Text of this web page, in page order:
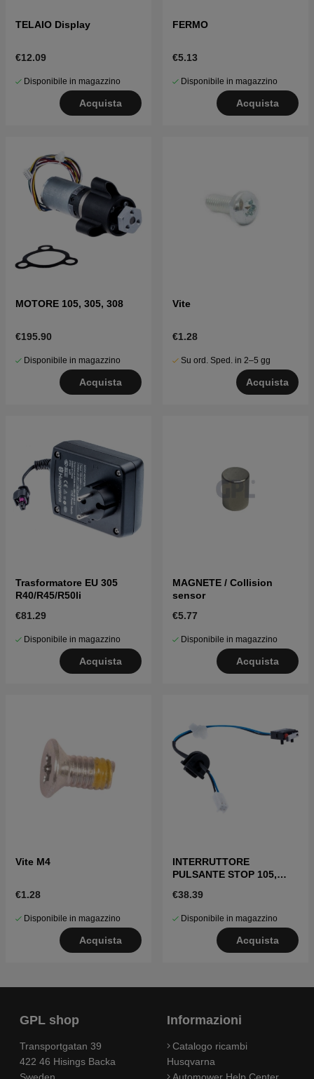
TELAIO Display
€12.09
Disponibile in magazzino
Acquista
FERMO
€5.13
Disponibile in magazzino
Acquista
MOTORE 105, 305, 308
€195.90
Disponibile in magazzino
Acquista
Vite
€1.28
Su ord. Sped. in 2–5 gg
Acquista
Trasformatore EU 305
R40/R45/R50li
€81.29
Disponibile in magazzino
Acquista
MAGNETE / Collision
sensor
€5.77
Disponibile in magazzino
Acquista
Vite M4
€1.28
Disponibile in magazzino
Acquista
INTERRUTTORE
PULSANTE STOP 105,
€38.39
Disponibile in magazzino
Acquista
GPL shop
Transportgatan 39
422 46 Hisings Backa
Informazioni
Catalogo ricambi
Husqvarna